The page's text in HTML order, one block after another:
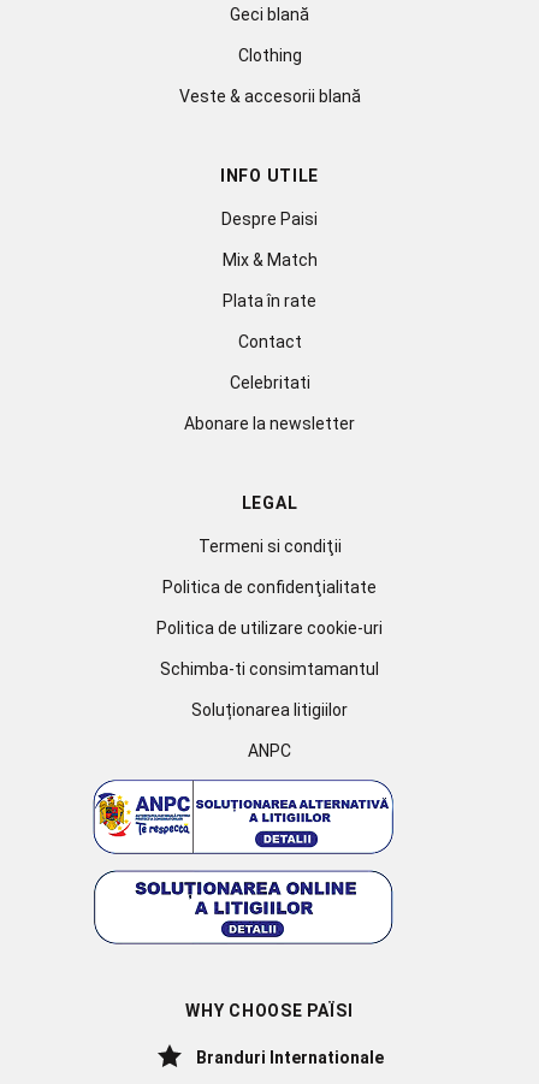
Geci blană
Clothing
Veste & accesorii blană
INFO UTILE
Despre Paisi
Mix & Match
Plata în rate
Contact
Celebritati
Abonare la newsletter
LEGAL
Termeni si condiţii
Politica de confidenţialitate
Politica de utilizare cookie-uri
Schimba-ti consimtamantul
Soluționarea litigiilor
ANPC
WHY CHOOSE PAÏSI
Branduri Internationale